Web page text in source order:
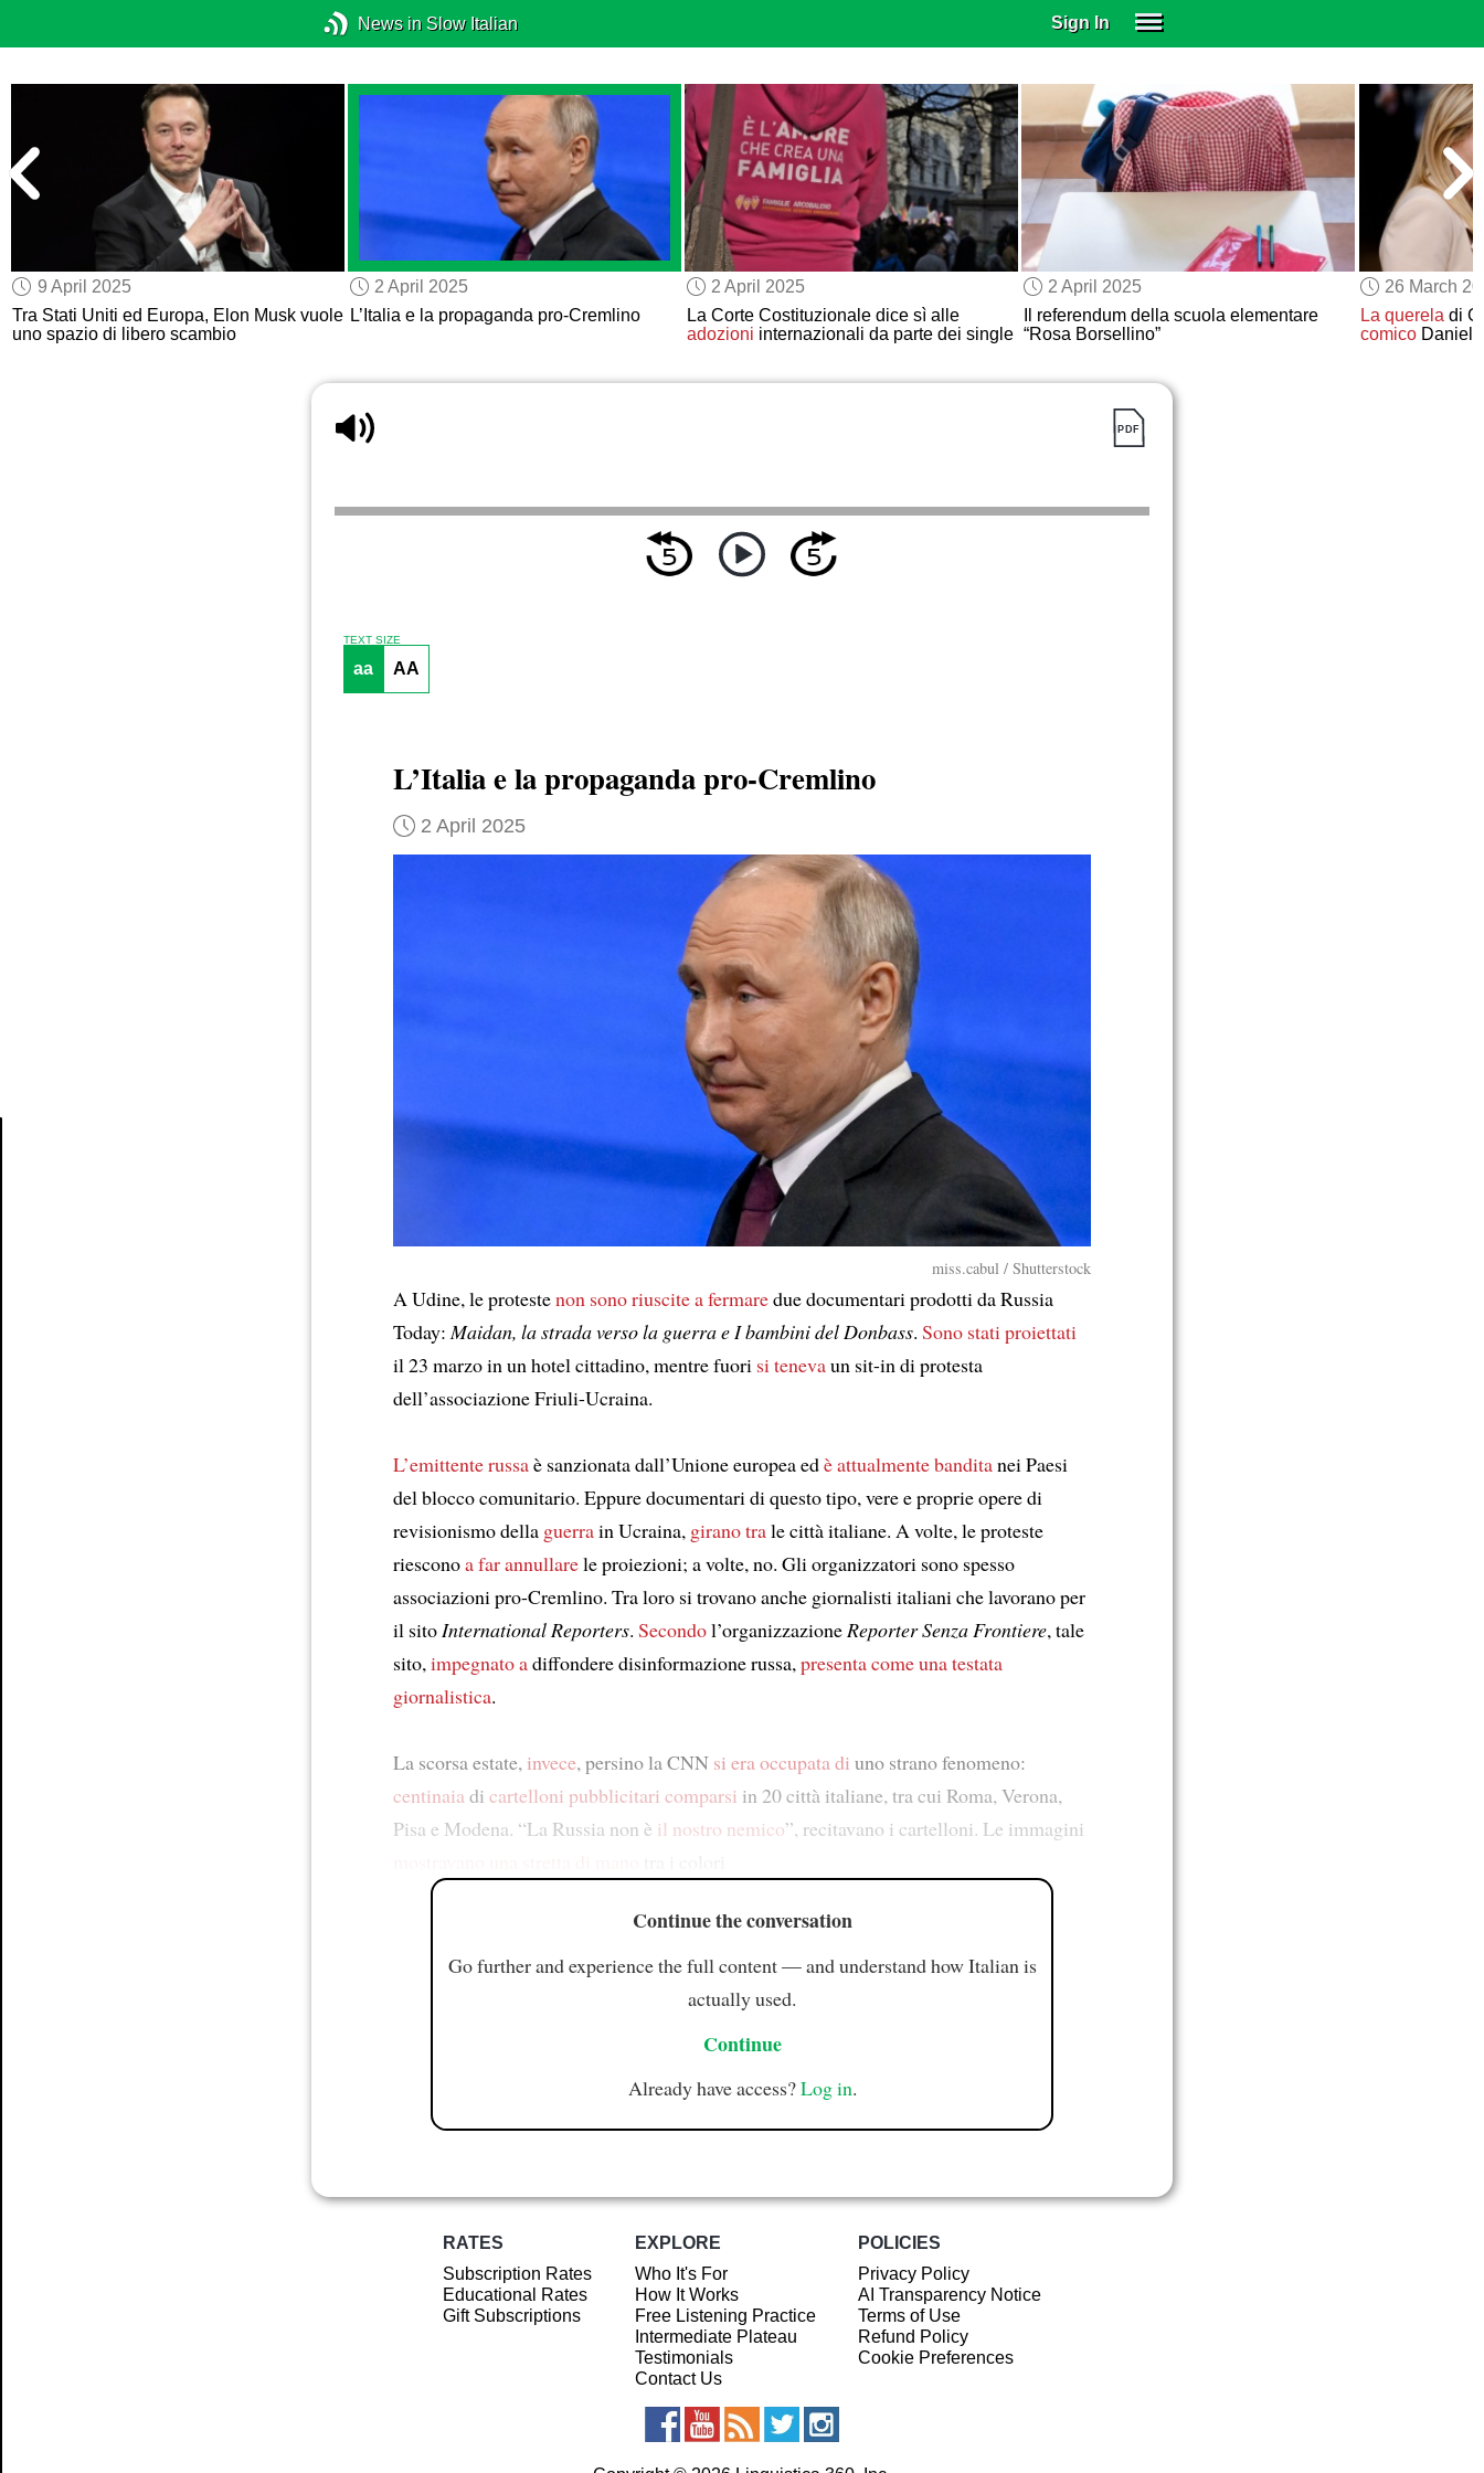
News in Slow Italian Sign In
SUBSCRIBE
EDUCATIONAL LICENSES
GIFT CARDS
OTHER LANGUAGES
ABOUT US
ALEXA
ADJUST COLORS
9 April 2025
Tra Stati Uniti ed Europa, Elon Musk vuole
uno spazio di libero scambio
2 April 2025
L’Italia e la propaganda pro-Cremlino
2 April 2025
La Corte Costituzionale dice sì alle
adozioni internazionali da parte dei single
2 April 2025
Il referendum della scuola elementare
“Rosa Borsellino”
26 March
La querela di
comico
TEXT SIZE
aa AA
L’Italia e la propaganda pro-Cremlino
2 April 2025
miss.cabul / Shutterstock
A Udine, le protestenon sono riuscite a fermaredue documentari prodotti da Russia
Today: Maidan, la strada verso la guerra e I bambini del Donbass. Sono stati proiettati
il 23 marzo in un hotel cittadino, mentre fuori si tenevaun sit-in di protesta
dell’associazione Friuli-Ucraina.
L’emittente russaè sanzionata dall’Unione europea edè attualmente banditanei Paesi
del blocco comunitario. Eppure documentari di questo tipo, vere e proprie opere di
revisionismo della guerrain Ucraina, girano trale città italiane. A volte, le proteste
riesconoa far annullarele proiezioni; a volte, no. Gli organizzatori sono spesso
associazioni pro-Cremlino. Tra loro si trovano anche giornalisti italiani che lavorano per
il sito International Reporters. Secondol’organizzazione Reporter Senza Frontiere, tale
sito, impegnato adiffondere disinformazione russa, presenta come una testata
giornalistica.
La scorsa estate, invece, persino la CNN si era occupata di uno strano fenomeno:
centinaia di cartelloni pubblicitari comparsi in 20 città italiane, tra cui Roma, Verona,
Pisa e Modena. “La Russia non è il nostro nemico”, recitavano i cartelloni. Le immagini
Continue the conversation
Go further and experience the full content — and understand how Italian is
actually used.
Continue
Already have access?Log in.
RATES
Subscription Rates
Educational Rates
Gift Subscriptions
EXPLORE
Who It's For
How It Works
Free Listening Practice
Intermediate Plateau
Testimonials
Contact Us
POLICIES
Privacy Policy
AI Transparency Notice
Terms of Use
Refund Policy
Cookie Preferences